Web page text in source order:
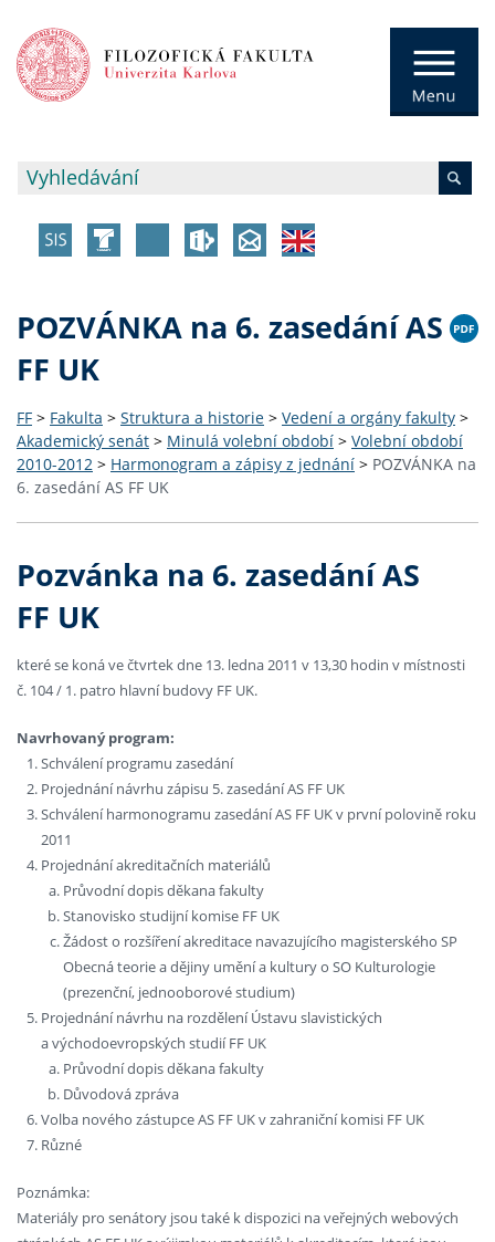
POZVÁNKA na 6. zasedání AS
FF UK
FF > Fakulta > Struktura a historie > Vedení a orgány fakulty >
Akademický senát > Minulá volební období > Volební období
2010-2012 > Harmonogram a zápisy z jednání > POZVÁNKA na
6. zasedání AS FF UK
Pozvánka na 6. zasedání AS
FF UK
které se koná ve čtvrtek dne 13. ledna 2011 v 13,30 hodin v místnosti
č. 104 / 1. patro hlavní budovy FF UK.
Navrhovaný program:
Schválení programu zasedání
Projednání návrhu zápisu 5. zasedání AS FF UK
Schválení harmonogramu zasedání AS FF UK v první polovině roku
2011
Projednání akreditačních materiálů
Průvodní dopis děkana fakulty
Stanovisko studijní komise FF UK
Žádost o rozšíření akreditace navazujícího magisterského SP
Obecná teorie a dějiny umění a kultury o SO Kulturologie
(prezenční, jednooborové studium)
Projednání návrhu na rozdělení Ústavu slavistických
a východoevropských studií FF UK
Průvodní dopis děkana fakulty
Důvodová zpráva
Volba nového zástupce AS FF UK v zahraniční komisi FF UK
Různé
Poznámka:
Materiály pro senátory jsou také k dispozici na veřejných webových